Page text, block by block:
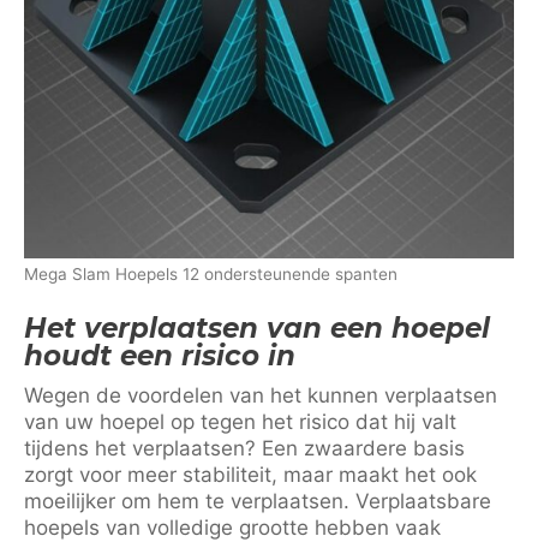
Mega Slam Hoepels 12 ondersteunende spanten
Het verplaatsen van een hoepel
houdt een risico in
Wegen de voordelen van het kunnen verplaatsen
van uw hoepel op tegen het risico dat hij valt
tijdens het verplaatsen? Een zwaardere basis
zorgt voor meer stabiliteit, maar maakt het ook
moeilijker om hem te verplaatsen. Verplaatsbare
hoepels van volledige grootte hebben vaak